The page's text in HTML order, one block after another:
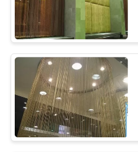
ম্যাপ
PRIVACY
POLICY